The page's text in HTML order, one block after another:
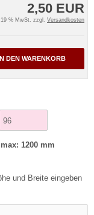
2,50 EUR
% MwSt. zzgl. Versandkosten
DEN WARENKORB
1200 mm
und Breite eingeben